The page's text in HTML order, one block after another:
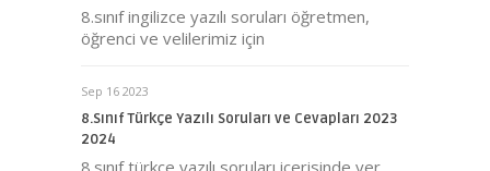
8.sınıf ingilizce yazılı soruları öğretmen,
öğrenci ve velilerimiz için
Sep 16 2023
8.Sınıf Türkçe Yazılı Soruları ve Cevapları 2023
2024